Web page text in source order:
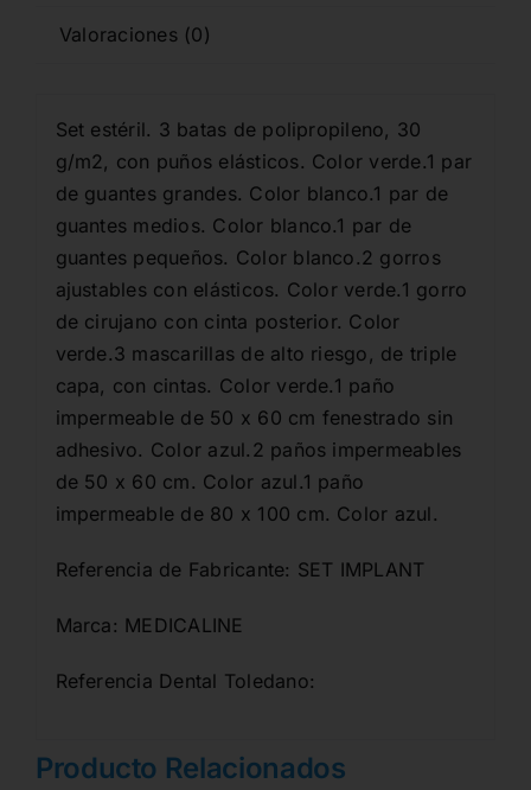
Valoraciones (0)
Set estéril. 3 batas de polipropileno, 30
g/m2, con puños elásticos. Color verde.1 par
de guantes grandes. Color blanco.1 par de
guantes medios. Color blanco.1 par de
guantes pequeños. Color blanco.2 gorros
ajustables con elásticos. Color verde.1 gorro
de cirujano con cinta posterior. Color
verde.3 mascarillas de alto riesgo, de triple
capa, con cintas. Color verde.1 paño
impermeable de 50 x 60 cm fenestrado sin
adhesivo. Color azul.2 paños impermeables
de 50 x 60 cm. Color azul.1 paño
impermeable de 80 x 100 cm. Color azul.
Referencia de Fabricante: SET IMPLANT
Marca: MEDICALINE
Referencia Dental Toledano:
Producto Relacionados